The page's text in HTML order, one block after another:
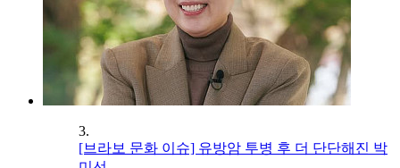
3.
[브라보 문화 이슈] 유방암 투병 후 더 단단해진 박